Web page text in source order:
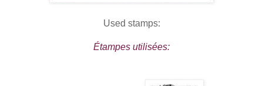
Used stamps:
Étampes utilisées: